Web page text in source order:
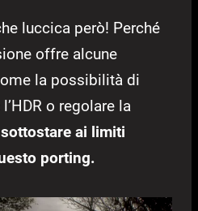
luccica però! Perché
offre alcune
la possibilità di
o regolare la
ai limiti
porting.